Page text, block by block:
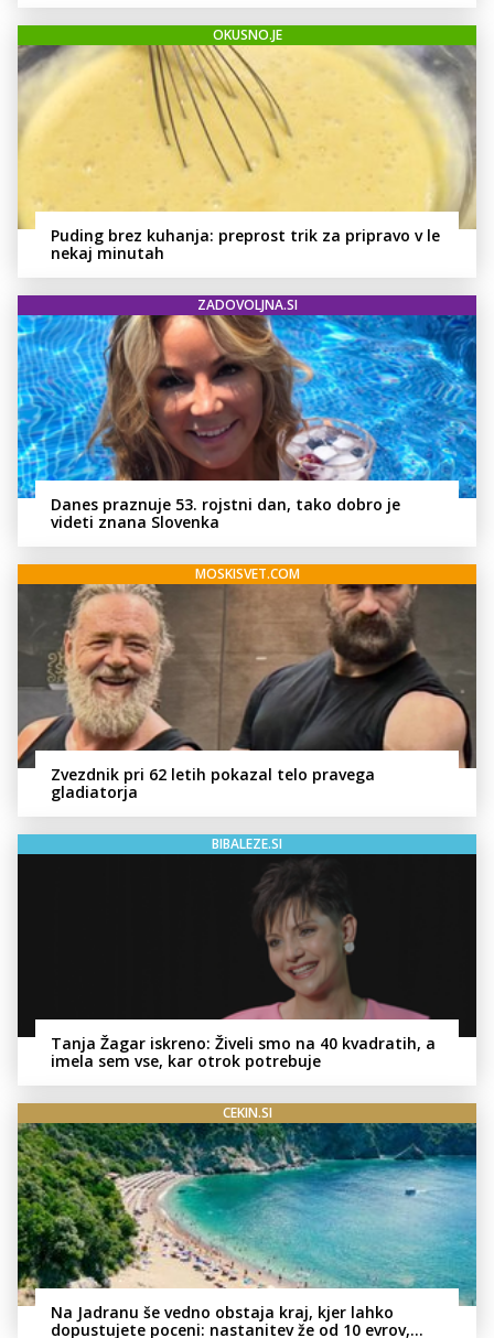
OKUSNO.JE
Puding brez kuhanja: preprost trik za pripravo v le
nekaj minutah
ZADOVOLJNA.SI
Danes praznuje 53. rojstni dan, tako dobro je
videti znana Slovenka
MOSKISVET.COM
Zvezdnik pri 62 letih pokazal telo pravega
gladiatorja
BIBALEZE.SI
Tanja Žagar iskreno: Živeli smo na 40 kvadratih, a
imela sem vse, kar otrok potrebuje
CEKIN.SI
Na Jadranu še vedno obstaja kraj, kjer lahko
dopustujete poceni: nastanitev že od 10 evrov,